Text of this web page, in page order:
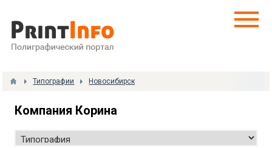
Типографии Новосибирск
Компания Корина